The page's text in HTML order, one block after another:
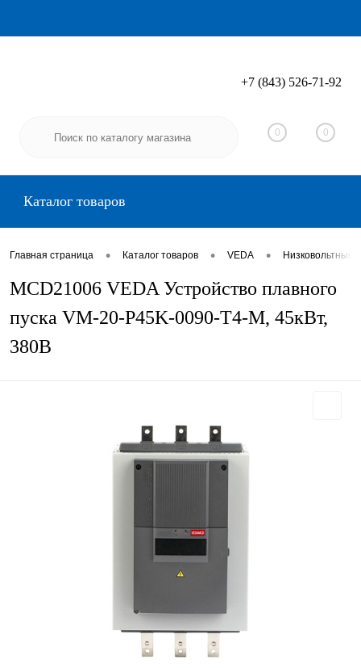
Вход Регистрация
+7 (843) 526-71-92
0 0
Каталог товаров
Главная страница • Каталог товаров • VEDA •
MCD21006 VEDA Устройство плавного
пуска VM-20-P45K-0090-T4-M, 45кВт,
380В